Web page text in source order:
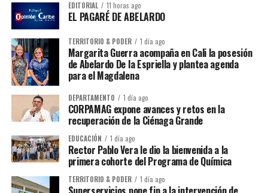
EDITORIAL 11 horas ago
EL PAGARÉ DE ABELARDO
TERRITORIO & PODER 1 día ago
Margarita Guerra acompaña en Cali la posesión
de Abelardo De la Espriella y plantea agenda
para el Magdalena
DEPARTAMENTO 1 día ago
CORPAMAG expone avances y retos en la
recuperación de la Ciénaga Grande
EDUCACIÓN 1 día ago
Rector Pablo Vera le dio la bienvenida a la
primera cohorte del Programa de Química
TERRITORIO & PODER 1 día ago